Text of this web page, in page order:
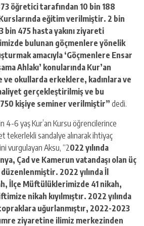
öğretici tarafından 10 bin 188
eğitim verilmiştir. 2 bin
475 hasta yakını ziyareti
bulunan göçmenlere yönelik
amacıyla ‘Göçmenlere Ensar
Ahlakı’ konularında Kur’an
ve okullarda erkeklere, kadınlara ve
gerçekleştirilmiş ve bu
kişiye seminer verilmiştir” dedi.
4-6 yaş Kur’an Kursu öğrencilerince
tekerlekli sandalye alınarak ihtiyaç
vurgulayan Aksu, “2022 yılında
Çad ve Kamerun vatandaşı olan üç
2022 yılında İl
İlçe Müftülüklerimizde 41 nikah,
nikah kıyılmıştır. 2022 yılında
topraklara uğurlanmıştır, 2022-2023
ziyaretine ilimiz merkezinden